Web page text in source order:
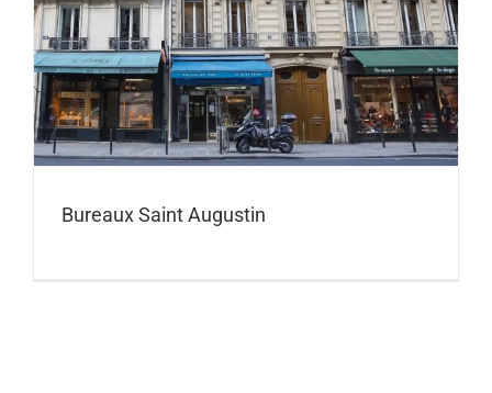
Bureaux Saint Augustin